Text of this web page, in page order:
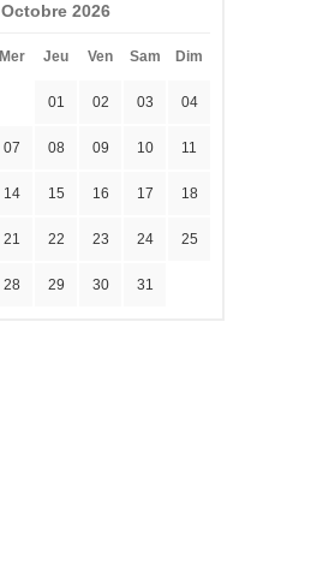
Octobre 2026
Mer Jeu Ven Sam Dim
01 02 03 04
07 08 09 10 11
14 15 16 17 18
21 22 23 24 25
28 29 30 31